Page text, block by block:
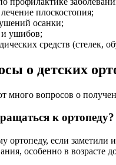
плоскостопия;
осанки;
и ушибов;
средств (стелек,
о детских
много вопросов о
к ортопеду?
ортопеду, если
особенно в возрасте